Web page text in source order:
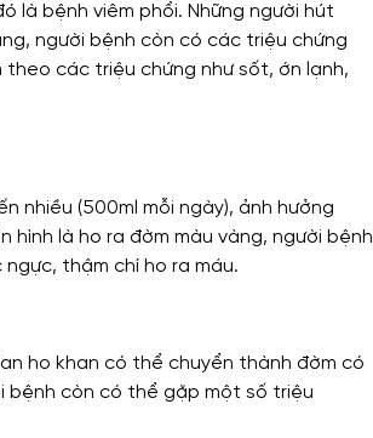
là bệnh viêm phổi. Những người hút
người bệnh còn có các triệu chứng
các triệu chứng như sốt, ớn lạnh,
nhiều (500ml mỗi ngày), ảnh hưởng
hình là ho ra đờm màu vàng, người bệnh
thậm chí ho ra máu.
ho khan có thể chuyển thành đờm có
bệnh còn có thể gặp một số triệu